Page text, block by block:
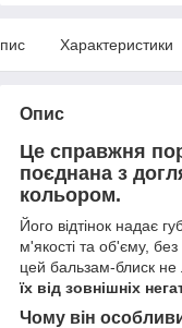
Характеристики
Опис
Це справжня
поєднана з
кольором.
Його відтінок надає
м'якості та об'єму, без
цей бальзам-блиск
їх від зовнішніх
Чому він